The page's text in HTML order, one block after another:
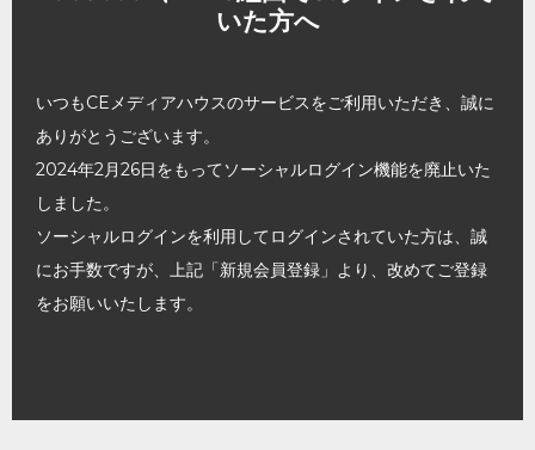
いた方へ
いつもCEメディアハウスのサービスをご利用いただき、誠に
ありがとうございます。
2024年2月26日をもってソーシャルログイン機能を廃止いた
しました。
ソーシャルログインを利用してログインされていた方は、誠
にお手数ですが、上記「新規会員登録」より、改めてご登録
をお願いいたします。